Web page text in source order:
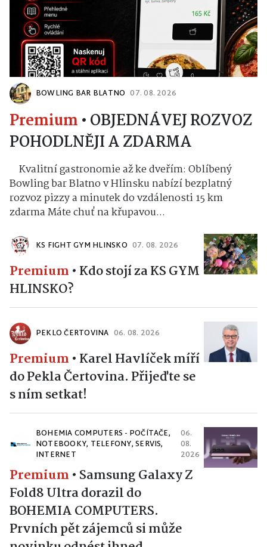
BOWLING BAR BLATNO 07. 08. 2026
Premium • OBJEDNÁVEJ ROZVOZ
POHODLNĚJI A ZDARMA
Kvalitní gastronomie až ke dveřím: Oblíbený
Bowling bar Blatno v Hlinsku nabízí bezplatný
rozvoz pizzy a minutek do vzdálenosti 15 km
zdarma Máte chuť na křupavou...
KS FIGHT GYM HLINSKO 07. 08. 2026
Premium • Kdo stojí za KS GYM
HLINSKO?
PEKLO ČERTOVINA 06. 08. 2026
Premium • Karel Havlíček míří
do Pekla Čertovina. Přijeďte se
s ním setkat!
BOHEMIA COMPUTERS - POČÍTAČE,
NOTEBOOKY, TELEFONY, SERVIS,
INTERNET
06.
08.
2026
Premium • Samsung Galaxy Z
Fold8 Ultra dorazil do
BOHEMIA COMPUTERS.
Prvních pět zájemců si může